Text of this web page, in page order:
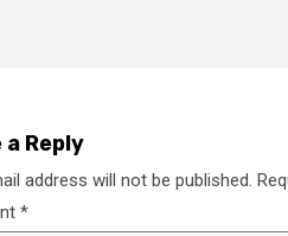
a Reply
address will not be published.
*